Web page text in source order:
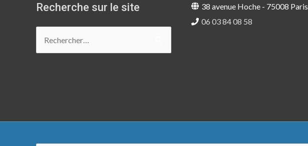
Recherche sur le site
38 avenue Hoche - 75008 Paris
06 03 84 08 58